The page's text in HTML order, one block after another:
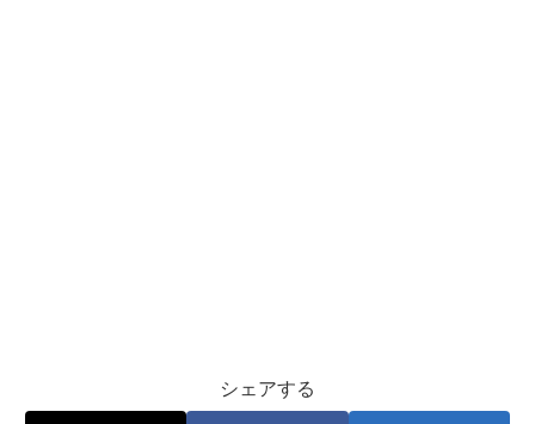
シェアする